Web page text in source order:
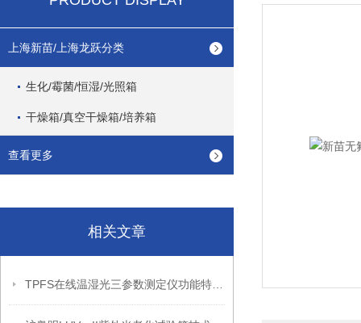
上海新苗/上海龙跃分类
生化/霉菌/恒湿/光照箱
干燥箱/真空干燥箱/培养箱
查看更多
相关文章